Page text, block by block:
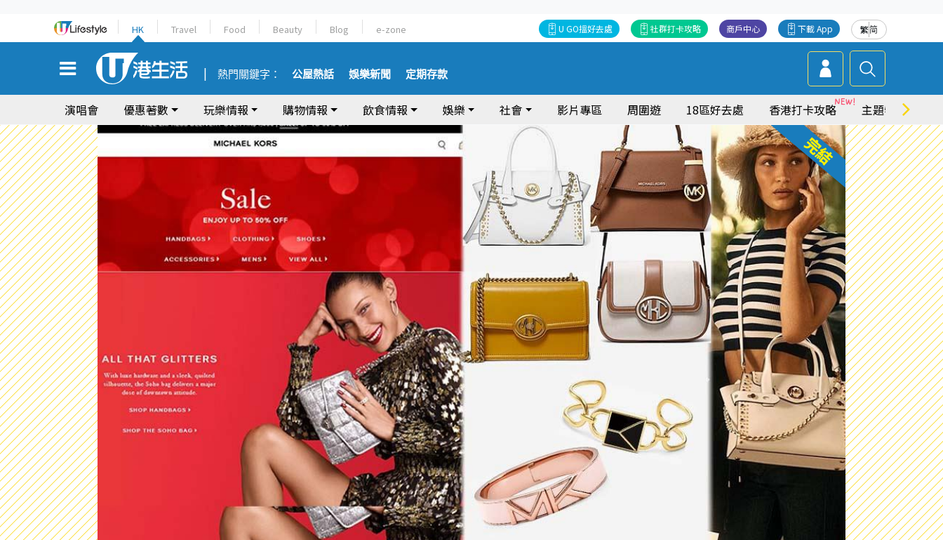
HK Travel Food Beauty Blog e-zone 繁简
下載 App
商戶中心
社群打卡攻略
U GO搵好去處
熱門關鍵字： 公屋熱話 娛樂新聞 定期存款
演唱會 優惠著數 玩樂情報 購物情報 飲食情報 娛樂 社會 影片專區 周圍遊 18區好去處 香港打卡攻略 主題特集